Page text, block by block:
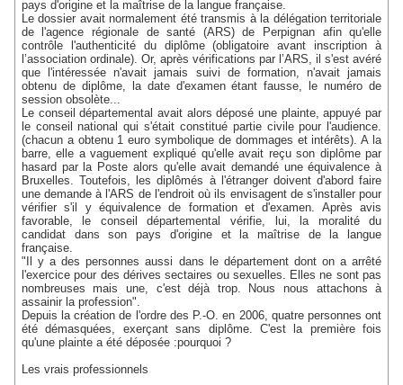
pays d'origine et la maîtrise de la langue française.
Le dossier avait normalement été transmis à la délégation territoriale
de l'agence régionale de santé (ARS) de Perpignan afin qu'elle
contrôle l'authenticité du diplôme (obligatoire avant inscription à
l’association ordinale). Or, après vérifications par l’ARS, il s'est avéré
que l'intéressée n'avait jamais suivi de formation, n'avait jamais
obtenu de diplôme, la date d'examen étant fausse, le numéro de
session obsolète...
Le conseil départemental avait alors déposé une plainte, appuyé par
le conseil national qui s'était constitué partie civile pour l'audience.
(chacun a obtenu 1 euro symbolique de dommages et intérêts). A la
barre, elle a vaguement expliqué qu'elle avait reçu son diplôme par
hasard par la Poste alors qu'elle avait demandé une équivalence à
Bruxelles. Toutefois, les diplômés à l'étranger doivent d'abord faire
une demande à l'ARS de l'endroit où ils envisagent de s'installer pour
vérifier s'il y équivalence de formation et d'examen. Après avis
favorable, le conseil départemental vérifie, lui, la moralité du
candidat dans son pays d'origine et la maîtrise de la langue
française.
"Il y a des personnes aussi dans le département dont on a arrêté
l'exercice pour des dérives sectaires ou sexuelles. Elles ne sont pas
nombreuses mais une, c'est déjà trop. Nous nous attachons à
assainir la profession".
Depuis la création de l'ordre des P.-O. en 2006, quatre personnes ont
été démasquées, exerçant sans diplôme. C'est la première fois
qu'une plainte a été déposée :pourquoi ?
Les vrais professionnels